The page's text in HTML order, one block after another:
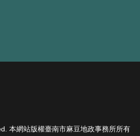
本網站版權臺南市麻豆地政事務所所有